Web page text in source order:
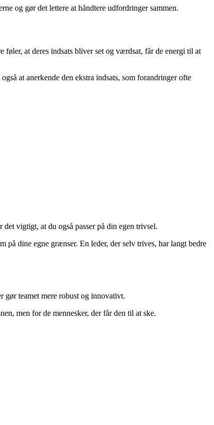
og gør det lettere at håndtere udfordringer sammen.
at deres indsats bliver set og værdsat, får de energi til at
at anerkende den ekstra indsats, som forandringer ofte
vigtigt, at du også passer på din egen trivsel.
på dine egne grænser. En leder, der selv trives, har langt bedre
teamet mere robust og innovativt.
men for de mennesker, der får den til at ske.